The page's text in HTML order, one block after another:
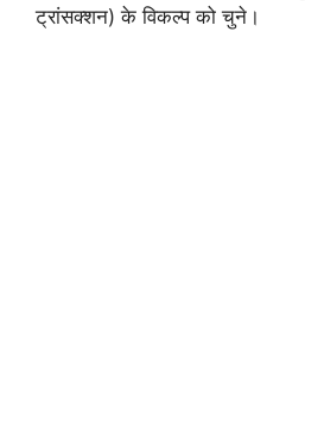
ट्रांसक्शन) के विकल्प को चुने।